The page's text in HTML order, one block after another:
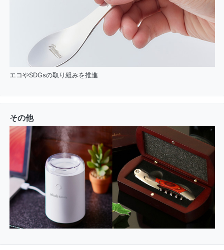
エコやSDGsの取り組みを推進
その他